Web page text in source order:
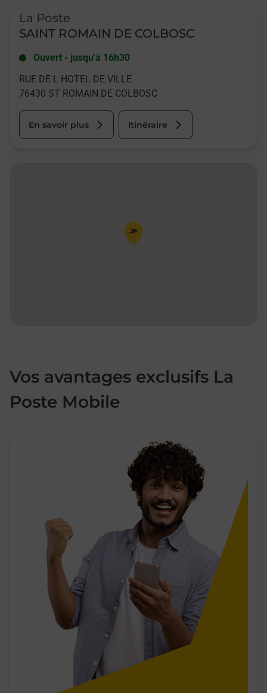
La Poste
SAINT ROMAIN DE COLBOSC
Ouvert - jusqu'à 16h30
RUE DE L HOTEL DE VILLE
76430 ST ROMAIN DE COLBOSC
En savoir plus Itinéraire
Pin de la carte
Vos avantages exclusifs La
Poste Mobile